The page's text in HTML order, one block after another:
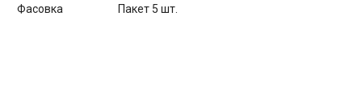
Фасовка Пакет 5 шт.